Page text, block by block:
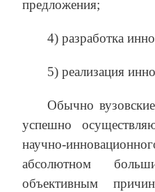
предложения;
4) разработка
5) реализация
Обычно
успешно
научно-
абсолютном
объективным